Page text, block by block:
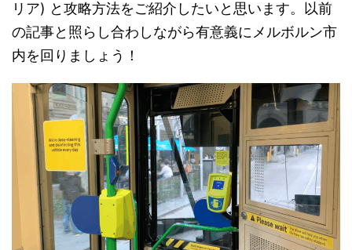
リア) と攻略方法をご紹介したいと思います。以前
の記事と照らし合わしながら有意義にメルボルン市
内を回りましょう！